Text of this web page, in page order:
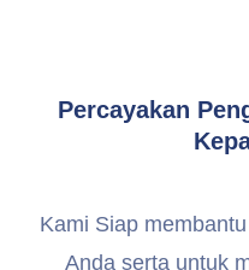
Percayakan
Kami Siap
Anda serta untuk